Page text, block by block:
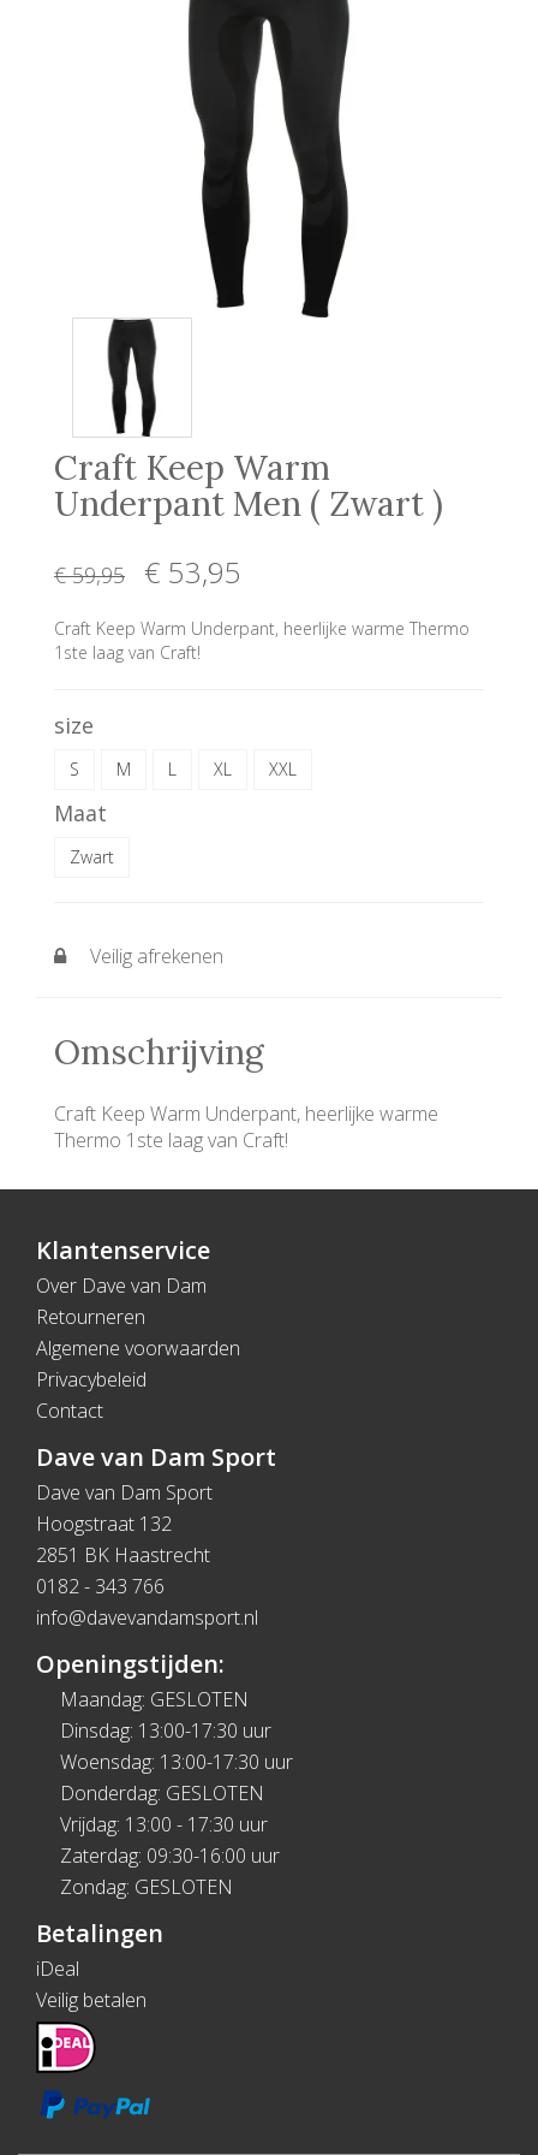
Craft Keep Warm
Underpant Men ( Zwart )
€ 59,95 € 53,95
Craft Keep Warm Underpant, heerlijke warme Thermo
1ste laag van Craft!
size
S M L XL XXL
Maat
Zwart
Veilig afrekenen
Omschrijving
Craft Keep Warm Underpant, heerlijke warme
Thermo 1ste laag van Craft!
Klantenservice
Over Dave van Dam
Retourneren
Algemene voorwaarden
Privacybeleid
Contact
Dave van Dam Sport
Dave van Dam Sport
Hoogstraat 132
2851 BK Haastrecht
0182 - 343 766
info@davevandamsport.nl
Openingstijden:
Maandag: GESLOTEN
Dinsdag: 13:00-17:30 uur
Woensdag: 13:00-17:30 uur
Donderdag: GESLOTEN
Vrijdag: 13:00 - 17:30 uur
Zaterdag: 09:30-16:00 uur
Zondag: GESLOTEN
Betalingen
iDeal
Veilig betalen